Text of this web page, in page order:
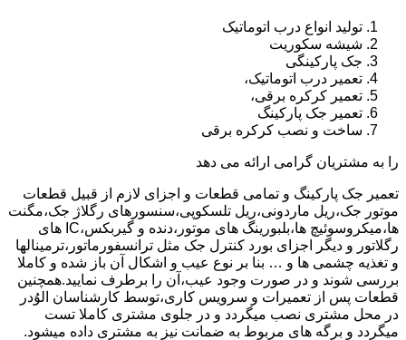
تولید انواع درب اتوماتیک
شیشه سکوریت
جک پارکینگی
تعمیر درب اتوماتیک،
تعمیر کرکره برقی،
تعمیر جک پارکینگ
ساخت و نصب کرکره برقی
را به مشتریان گرامی ارائه می دهد
تعمیر جک پارکینگ و تمامی قطعات و اجزای لازم از قبیل قطعات
موتور جک،ریل ماردونی،ریل تلسکوپی،سنسورهای رگلاژ جک،مگنت
ها،میکروسوئیچ ها،بلبورینگ های موتور،دنده و گیربکس،IC های
رگلاتور و دیگر اجزای بورد کنترل جک مثل ترانسفورماتور،ترمینالها
و تغذیه چشمی ها و … بنا بر نوع عیب و اشکال آن باز شده و کاملا
بررسی شوند و در صورت وجود عیب،آن را برطرف نمایید.همچنین
قطعات پس از تعمیرات و سرویس کاری،توسط کارشناسان الوُدر
در محل مشتری نصب میگردد و در جلوی مشتری کاملا تست
میگردد و برگه های مربوط به ضمانت نیز به مشتری داده میشود.